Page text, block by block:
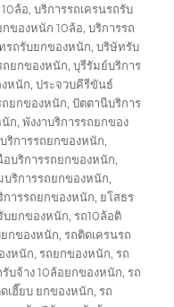
ล้อ,บริการรถเครนรถรับ
กของหนัก 10ล้อ,บริการรถ
รถรับยกของหนัก,บริษัทรับ
ถยกของหนัก,บุรีรัมย์บริการ
หนัก,ประจวบคีรีขันธ์
ถยกของหนัก,ปัตตานีบริการ
นัก,พังงาบริการรถยกของ
ริการรถยกของหนัก,
อบริการรถยกของหนัก,
ริการรถยกของหนัก,
การรถยกของหนัก, ยโสธร
บยกของหนัก,รถ10ล้อติ
กของหนัก,รถติดเครนรถ
งหนัก,รถยกของหนัก,รถ
รับจ้าง 10ล้อยกของหนัก,รถ
เฮี๊ยบ ยกของหนัก,รถ